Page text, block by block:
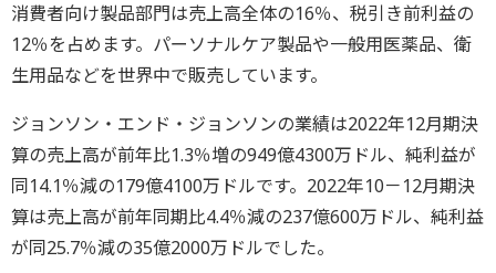
消費者向け製品部門は売上高全体の16％、税引き前利益の
12％を占めます。パーソナルケア製品や一般用医薬品、衛
生用品などを世界中で販売しています。
ジョンソン・エンド・ジョンソンの業績は2022年12月期決
算の売上高が前年比1.3％増の949億4300万ドル、純利益が
同14.1％減の179億4100万ドルです。2022年10－12月期決
算は売上高が前年同期比4.4％減の237億600万ドル、純利益
が同25.7％減の35億2000万ドルでした。